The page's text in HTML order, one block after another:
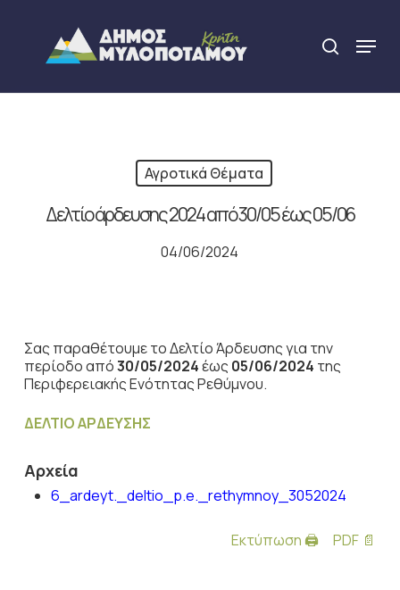
content
search
Menu
Αγροτικά Θέματα
Δελτίο άρδευσης 2024 από 30/05 έως 05/06
04/06/2024
Σας παραθέτουμε το Δελτίο Άρδευσης για την
περίοδο από30/05/2024έως 05/06/2024 της
Περιφερειακής Ενότητας Ρεθύμνου.
ΔΕΛΤΙΟ ΑΡΔΕΥΣΗΣ
Αρχεία
6_ardeyt._deltio_p.e._rethymnoy_3052024
Εκτύπωση 🖨 PDF 📄
Close